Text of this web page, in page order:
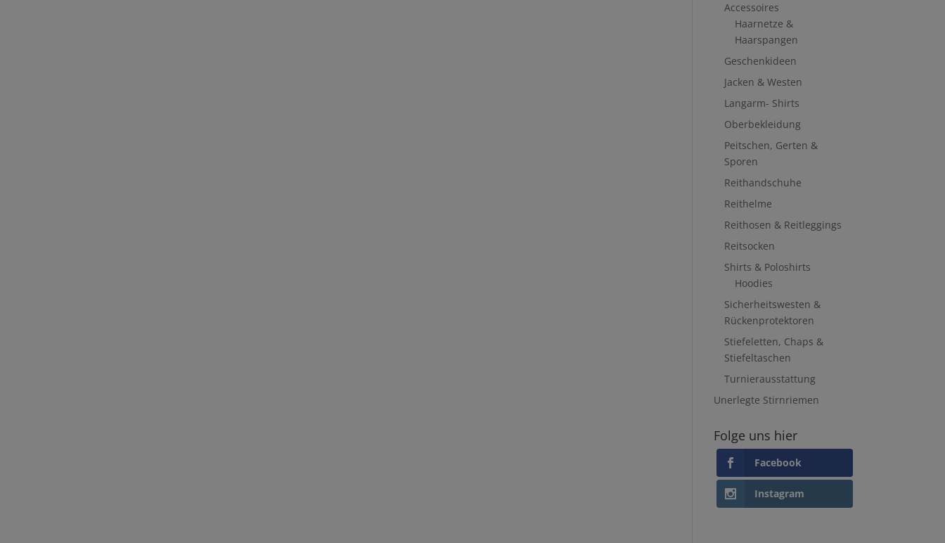
Accessoires
Haarnetze &
Haarspangen
Geschenkideen
Jacken & Westen
Langarm- Shirts
Oberbekleidung
Peitschen, Gerten &
Sporen
Reithandschuhe
Reithelme
Reithosen & Reitleggings
Reitsocken
Shirts & Poloshirts
Hoodies
Sicherheitswesten &
Rückenprotektoren
Stiefeletten, Chaps &
Stiefeltaschen
Turnierausstattung
Unerlegte Stirnriemen
Folge uns hier
Facebook
Instagram